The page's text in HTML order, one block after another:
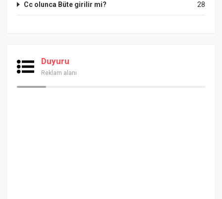
28
Cc olunca Büte girilir mi?
Duyuru
Reklam alanı